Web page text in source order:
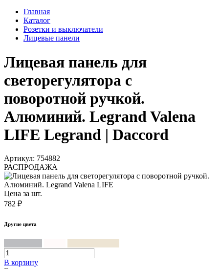
Главная
Каталог
Розетки и выключатели
Лицевые панели
Лицевая панель для
светорегулятора с
поворотной ручкой.
Алюминий. Legrand Valena
LIFE Legrand | Daccord
Артикул: 754882
РАСПРОДАЖА
Цена за шт.
782 ₽
Другие цвета
В корзинy